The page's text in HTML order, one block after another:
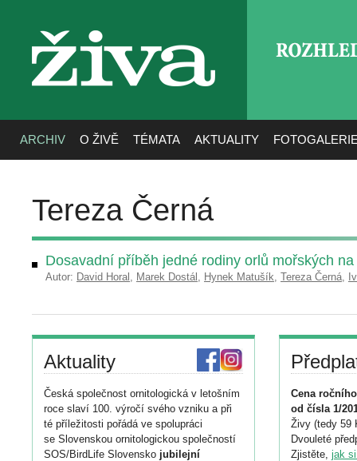
živa
ARCHIV O ŽIVĚ TÉMATA AKTUALITY
Tereza Černá
Dosavadní příběh jedné rodiny orlů mořských
Autor: David Horal , Marek Dostál , Hynek Matušík, Tereza Černá,
Aktuality
Česká společnost ornitologická v letošním
roce slaví 100. výročí svého vzniku a při
té příležitosti pořádá ve spolupráci
se Slovenskou ornitologickou společností
SOS/BirdLife Slovensko jubilejní
Cena
od čísla 1/
Živy (tedy 59
Dvouleté
Zjistěte, jak